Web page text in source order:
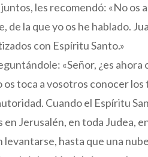
les recomendó: «No os
de la que yo os he hablado.
con Espíritu Santo.»
«Señor, ¿es
toca a vosotros conocer los
Cuando el Espíritu
Jerusalén, en toda Judea,
hasta que una